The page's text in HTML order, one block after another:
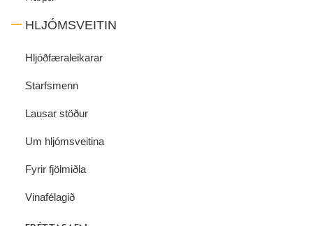
HLJÓMSVEITIN
Hljóðfæraleikarar
Starfsmenn
Lausar stöður
Um hljómsveitina
Fyrir fjölmiðla
Vinafélagið